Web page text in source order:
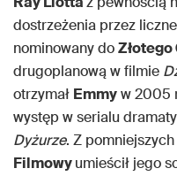
dostrzeżenia przez
nominowany doZłotego
drugoplanową w filmie
otrzymał Emmyw 2005
występ w serialu
Dyżurze. Z
Filmowyumieścił jego